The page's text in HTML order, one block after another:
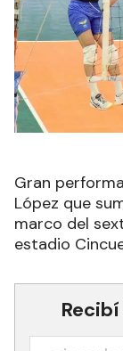
Gran
López que
marco del
estadio